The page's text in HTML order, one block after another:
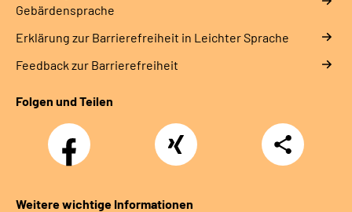
Gebärdensprache
Erklärung zur Barrierefreiheit in Leichter Sprache
Feedback zur Barrierefreiheit
Folgen und Teilen
Facebook Xing
Teilen
Weitere wichtige Informationen